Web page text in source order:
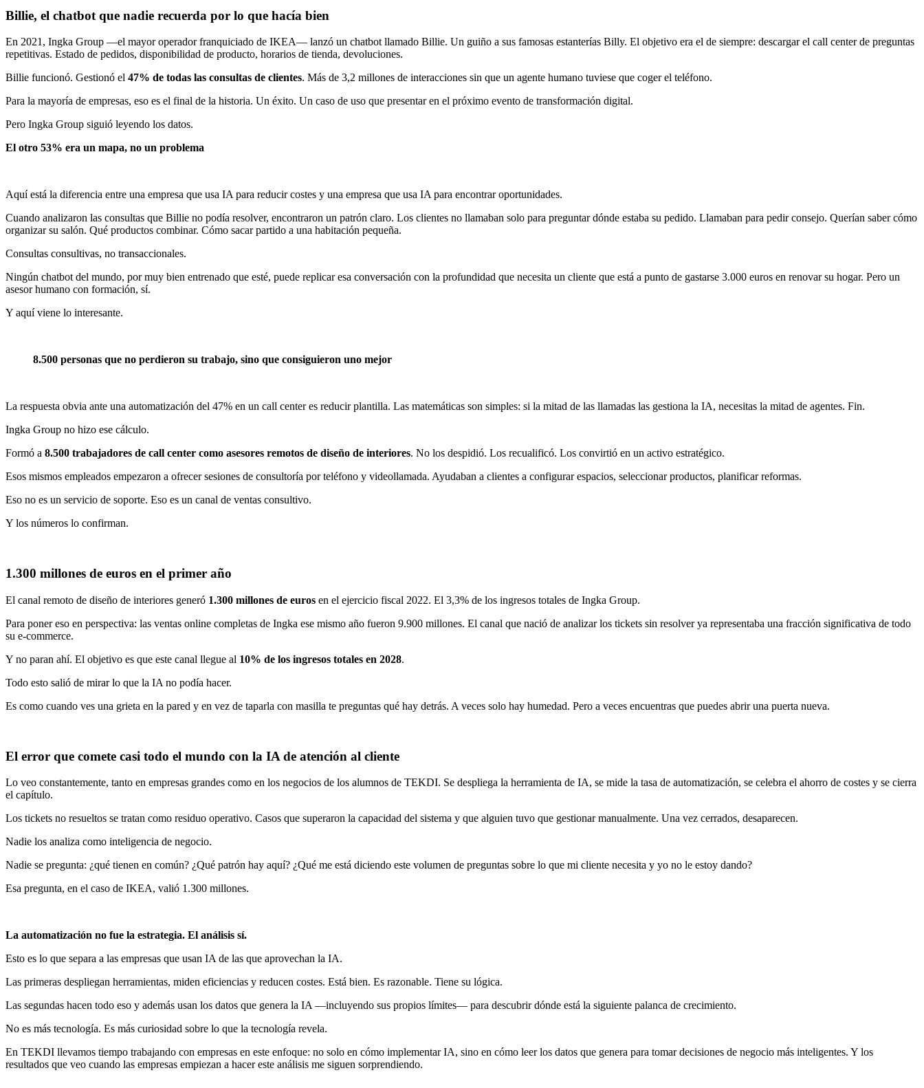
Billie, el chatbot que nadie recuerda por lo que hacía bien
En 2021, Ingka Group —el mayor operador franquiciado de IKEA— lanzó un chatbot llamado Billie. Un guiño a sus famosas estanterías Billy. El objetivo era el de siempre: descargar el call center de preguntas
repetitivas. Estado de pedidos, disponibilidad de producto, horarios de tienda, devoluciones.
Billie funcionó. Gestionó el 47% de todas las consultas de clientes. Más de 3,2 millones de interacciones sin que un agente humano tuviese que coger el teléfono.
Para la mayoría de empresas, eso es el final de la historia. Un éxito. Un caso de uso que presentar en el próximo evento de transformación digital.
Pero Ingka Group siguió leyendo los datos.
El otro 53% era un mapa, no un problema
Aquí está la diferencia entre una empresa que usa IA para reducir costes y una empresa que usa IA para encontrar oportunidades.
Cuando analizaron las consultas que Billie no podía resolver, encontraron un patrón claro. Los clientes no llamaban solo para preguntar dónde estaba su pedido. Llamaban para pedir consejo. Querían saber cómo
organizar su salón. Qué productos combinar. Cómo sacar partido a una habitación pequeña.
Consultas consultivas, no transaccionales.
Ningún chatbot del mundo, por muy bien entrenado que esté, puede replicar esa conversación con la profundidad que necesita un cliente que está a punto de gastarse 3.000 euros en renovar su hogar. Pero un
asesor humano con formación, sí.
Y aquí viene lo interesante.
8.500 personas que no perdieron su trabajo, sino que consiguieron uno mejor
La respuesta obvia ante una automatización del 47% en un call center es reducir plantilla. Las matemáticas son simples: si la mitad de las llamadas las gestiona la IA, necesitas la mitad de agentes. Fin.
Ingka Group no hizo ese cálculo.
Formó a 8.500 trabajadores de call center como asesores remotos de diseño de interiores. No los despidió. Los recualificó. Los convirtió en un activo estratégico.
Esos mismos empleados empezaron a ofrecer sesiones de consultoría por teléfono y videollamada. Ayudaban a clientes a configurar espacios, seleccionar productos, planificar reformas.
Eso no es un servicio de soporte. Eso es un canal de ventas consultivo.
Y los números lo confirman.
1.300 millones de euros en el primer año
El canal remoto de diseño de interiores generó 1.300 millones de euros en el ejercicio fiscal 2022. El 3,3% de los ingresos totales de Ingka Group.
Para poner eso en perspectiva: las ventas online completas de Ingka ese mismo año fueron 9.900 millones. El canal que nació de analizar los tickets sin resolver ya representaba una fracción significativa de todo
su e-commerce.
Y no paran ahí. El objetivo es que este canal llegue al 10% de los ingresos totales en 2028.
Todo esto salió de mirar lo que la IA no podía hacer.
Es como cuando ves una grieta en la pared y en vez de taparla con masilla te preguntas qué hay detrás. A veces solo hay humedad. Pero a veces encuentras que puedes abrir una puerta nueva.
El error que comete casi todo el mundo con la IA de atención al cliente
Lo veo constantemente, tanto en empresas grandes como en los negocios de los alumnos de TEKDI. Se despliega la herramienta de IA, se mide la tasa de automatización, se celebra el ahorro de costes y se cierra
el capítulo.
Los tickets no resueltos se tratan como residuo operativo. Casos que superaron la capacidad del sistema y que alguien tuvo que gestionar manualmente. Una vez cerrados, desaparecen.
Nadie los analiza como inteligencia de negocio.
Nadie se pregunta: ¿qué tienen en común? ¿Qué patrón hay aquí? ¿Qué me está diciendo este volumen de preguntas sobre lo que mi cliente necesita y yo no le estoy dando?
Esa pregunta, en el caso de IKEA, valió 1.300 millones.
La automatización no fue la estrategia. El análisis sí.
Esto es lo que separa a las empresas que usan IA de las que aprovechan la IA.
Las primeras despliegan herramientas, miden eficiencias y reducen costes. Está bien. Es razonable. Tiene su lógica.
Las segundas hacen todo eso y además usan los datos que genera la IA —incluyendo sus propios límites— para descubrir dónde está la siguiente palanca de crecimiento.
No es más tecnología. Es más curiosidad sobre lo que la tecnología revela.
En TEKDI llevamos tiempo trabajando con empresas en este enfoque: no solo en cómo implementar IA, sino en cómo leer los datos que genera para tomar decisiones de negocio más inteligentes. Y los
resultados que veo cuando las empresas empiezan a hacer este análisis me siguen sorprendiendo.